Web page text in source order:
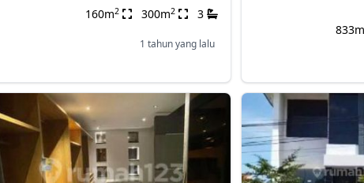
160m2 300m2 3
1 tahun yang lalu
833m